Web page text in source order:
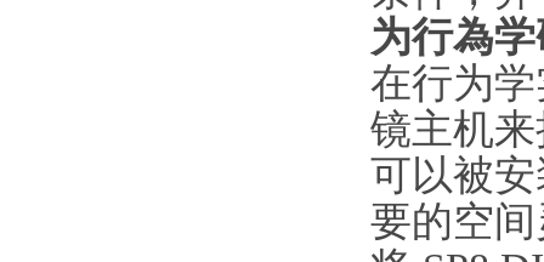
为行為
在行为
镜主机
可以被
要的空